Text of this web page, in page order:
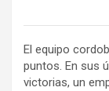
El equipo
puntos. En sus
victorias, un